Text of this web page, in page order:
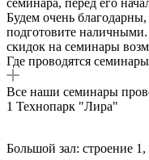
Будем очень
подготовите
скидок на семинары
Где проводятся
Все наши семинары
1 Технопарк "Лира"
Большой зал: строение